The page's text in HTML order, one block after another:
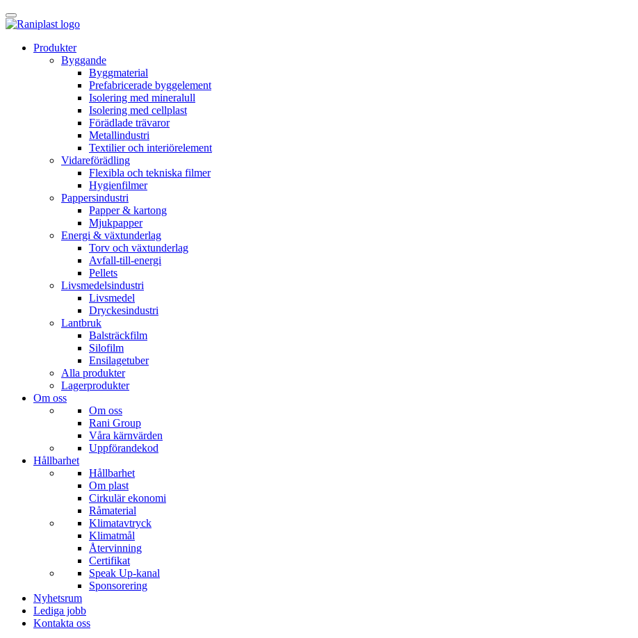
Skip
to
Produkter
Byggande
Byggmaterial
Prefabricerade byggelement
Isolering med mineralull
Isolering med cellplast
Förädlade trävaror
Metallindustri
Textilier och interiörelement
Vidareförädling
Flexibla och tekniska filmer
Hygienfilmer
Pappersindustri
Papper & kartong
Mjukpapper
Energi & växtunderlag
Torv och växtunderlag
Avfall-till-energi
Pellets
Livsmedelsindustri
Livsmedel
Dryckesindustri
Lantbruk
Balsträckfilm
Silofilm
Ensilagetuber
Alla produkter
Lagerprodukter
Om oss
Om oss
Rani Group
Våra kärnvärden
Uppförandekod
Hållbarhet
Hållbarhet
Om plast
Cirkulär ekonomi
Råmaterial
Klimatavtryck
Klimatmål
Återvinning
Certifikat
Speak Up-kanal
Sponsorering
Nyhetsrum
Lediga jobb
Kontakta oss